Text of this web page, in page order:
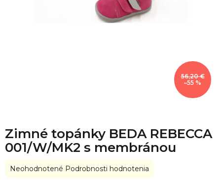
56,20 €
–55 %
Zimné topánky BEDA REBECCA
001/W/MK2 s membránou
Priemerné
Neohodnotené Podrobnosti hodnotenia